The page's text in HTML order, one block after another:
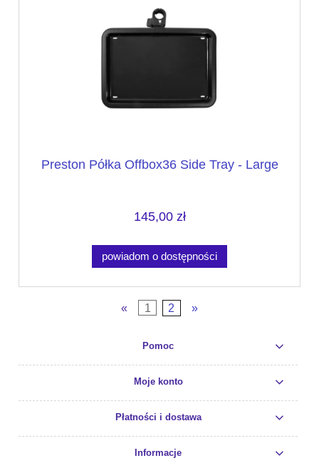
Preston Półka Offbox36 Side Tray - Large
145,00 zł
powiadom o dostępności
« 1 2 »
Pomoc
Moje konto
Płatności i dostawa
Informacje